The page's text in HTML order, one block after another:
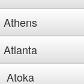
Athens
Atlanta
Atoka